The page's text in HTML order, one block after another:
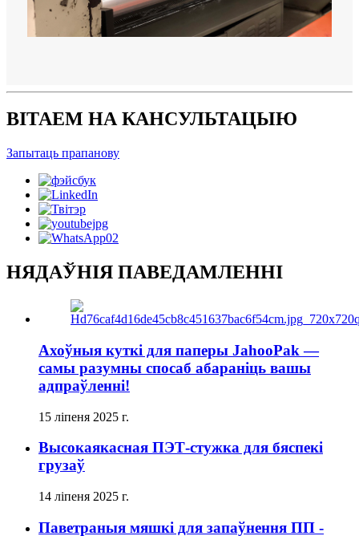
ВІТАЕМ НА КАНСУЛЬТАЦЫЮ
Запытаць прапанову
НЯДАЎНІЯ ПАВЕДАМЛЕННІ
Ахоўныя куткі для паперы JahooPak —
самы разумны спосаб абараніць вашы
адпраўленні!
15 ліпеня 2025 г.
Высокаякасная ПЭТ-стужка для бяспекі
грузаў
14 ліпеня 2025 г.
Паветраныя мяшкі для запаўнення ПП -